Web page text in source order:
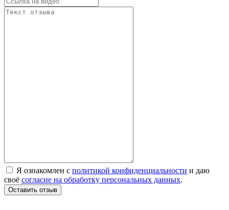
Я ознакомлен с политикой конфиденциальности и даю
своё согласие на обработку персональных данных.
Оставить отзыв